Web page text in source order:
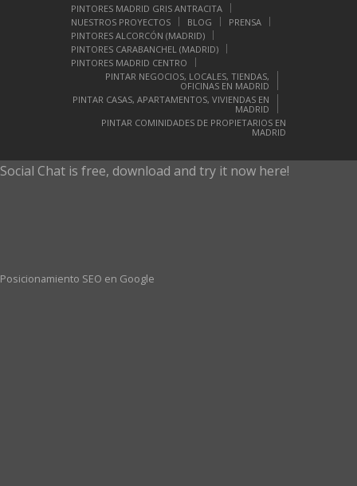
PINTORES MADRID GRIS ANTRACITA
NUESTROS PROYECTOS
BLOG
PRENSA
PINTORES ALCORCÓN (MADRID)
PINTORES CARABANCHEL (MADRID)
PINTORES MADRID CENTRO
PINTAR NEGOCIOS, LOCALES, TIENDAS,
OFICINAS EN MADRID
PINTAR CASAS, APARTAMENTOS, VIVIENDAS EN
MADRID
PINTAR COMINIDADES DE PROPIETARIOS EN
MADRID
Social Chat is free, download and try it now here!
Posicionamiento SEO en Google